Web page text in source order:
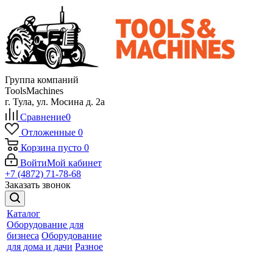
Группа компаний
ToolsMachines
г. Тула, ул. Мосина д. 2а
Сравнение0
Отложенные 0
Корзина пусто 0
ВойтиМой кабинет
+7 (4872) 71-78-68
Заказать звонок
Каталог
Оборудование для
бизнеса Оборудование
для дома и дачи Разное